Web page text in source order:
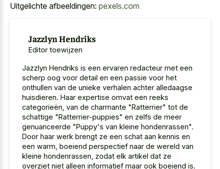
Uitgelichte afbeeldingen: pexels.com
Jazzlyn Hendriks
Editor toewijzen
Jazzlyn Hendriks is een ervaren redacteur met een
scherp oog voor detail en een passie voor het
onthullen van de unieke verhalen achter alledaagse
huisdieren. Haar expertise omvat een reeks
categorieën, van de charmante "Ratterrier" tot de
schattige "Ratterrier-puppies" en zelfs de meer
genuanceerde "Puppy's van kleine hondenrassen".
Door haar werk brengt ze een schat aan kennis en
een warm, boeiend perspectief naar de wereld van
kleine hondenrassen, zodat elk artikel dat ze
overziet niet alleen informatief maar ook boeiend is.